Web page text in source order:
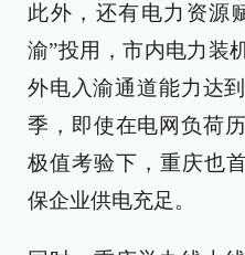
此外，还有电力资源
渝”投用，市内电力装
外电入渝通道能力达
季，即使在电网负荷
极值考验下，重庆也
保企业供电充足。